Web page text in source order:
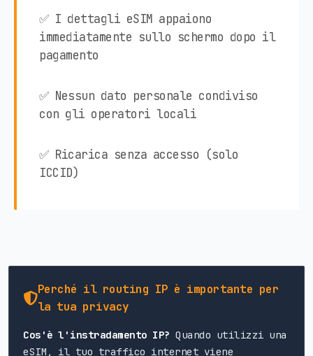
✅ I dettagli eSIM appaiono
immediatamente sullo schermo dopo il
pagamento
✅ Nessun dato personale condiviso
con gli operatori locali
✅ Ricarica senza accesso (solo
ICCID)
Perché il routing IP è importante per
la tua privacy
Cos'è l'instradamento IP? Quando utilizzi una
eSIM, il tuo traffico internet viene